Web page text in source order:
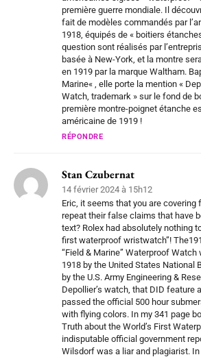
première guerre mondiale. Il
fait de modèles commandés par
1918, équipés de « boitiers
question sont réalisés par
basée à New-York, et la montre
en 1919 par la marque Waltham.
Marine« , elle porte la mention «
Watch, trademark » sur le fond de
première montre-poignet étanche
américaine de 1919 !
RÉPONDRE
Stan Czubernat
14 février 2024 à 15h12
Eric, it seems that you are covering
repeat their false claims that have
text? Rolex had absolutely nothing
first waterproof wristwatch”!
“Field & Marine” Waterproof
1918 by the United States National
by the U.S. Army Engineering &
Depollier’s watch, that DID feature
passed the official 500 hour
with flying colors. In my 341 page
Truth about the World’s First
indisputable official government
Wilsdorf was a liar and plagiarist.